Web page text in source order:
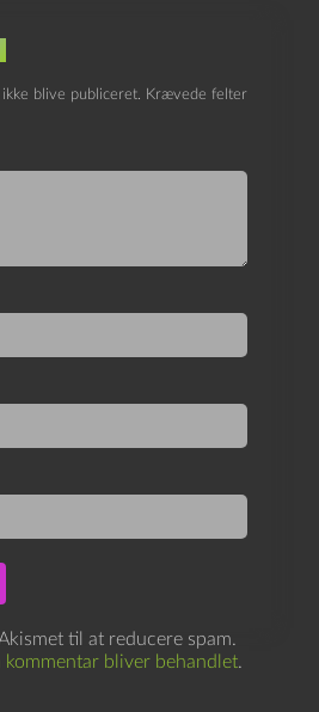
blive publiceret. Krævede felter
til at reducere spam.
kommentar bliver behandlet.